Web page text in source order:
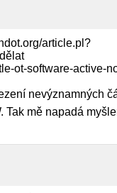
article.pl?
ot-software-active-
nevýznamných
Tak mě napadá